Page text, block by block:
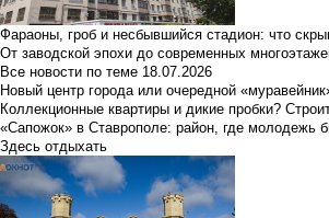
Фараоны, гроб и несбывшийся стадион: что
От заводской эпохи до современных
Все новости по теме 18.07.2026
Новый центр города или очередной
Коллекционные квартиры и дикие пробки?
«Сапожок» в Ставрополе: район, где молодежь
Здесь отдыхать